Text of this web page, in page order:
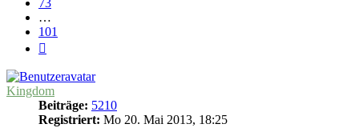
73
…
101
Kingdom
Beiträge: 5210
Registriert: Mo 20. Mai 2013, 18:25